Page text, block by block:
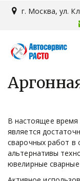
г. Москва,ул.
В настоящее время
является
сварочных работ в
альтернативы
ювелирные